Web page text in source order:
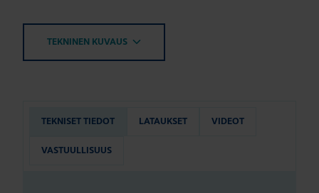
TEKNINEN KUVAUS
TEKNISET TIEDOT LATAUKSET VIDEOT
VASTUULLISUUS